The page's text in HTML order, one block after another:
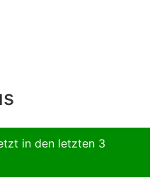
in den letzten 3